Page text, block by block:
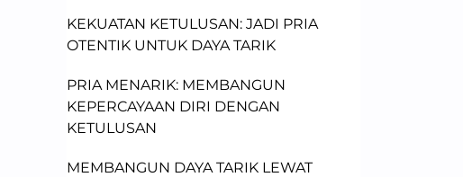
KEKUATAN KETULUSAN: JADI PRIA
OTENTIK UNTUK DAYA TARIK
PRIA MENARIK: MEMBANGUN
KEPERCAYAAN DIRI DENGAN
KETULUSAN
MEMBANGUN DAYA TARIK LEWAT